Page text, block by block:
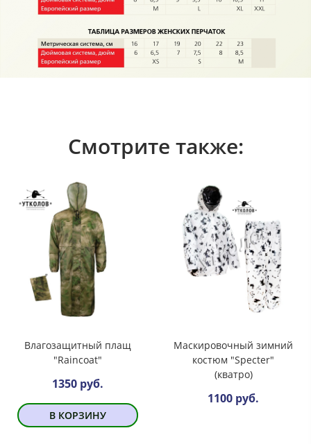
Смотрите также:
Влагозащитный плащ
"Raincoat"
1350 руб.
В КОРЗИНУ
Маскировочный зимний
костюм "Specter"
(кватро)
1100 руб.